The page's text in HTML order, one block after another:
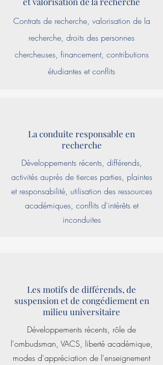
Contrats de recherche, valorisation de la
recherche, droits des personnes
chercheuses, financement, contributions
étudiantes et conflits
La conduite responsable en
recherche
Développements récents, différends,
activités auprès de tierces parties, plaintes
et responsabilité, utilisation des ressources
académiques, conflits d'intérêts et
inconduites
Les motifs de différends, de
suspension et de congédiement en
milieu universitaire
Développements récents, rôle de
l'ombudsman, VACS, liberté académique,
modes d'appréciation de l'enseignement